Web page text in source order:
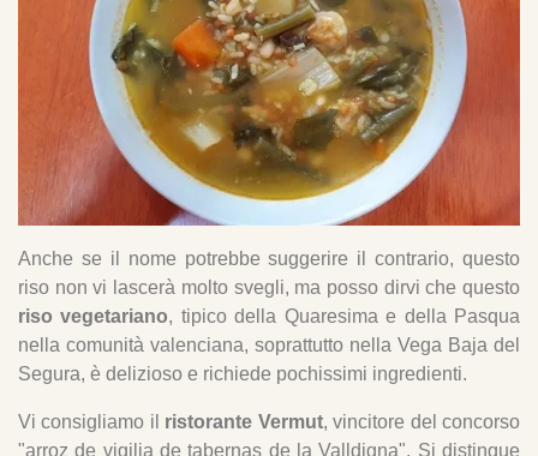
Anche se il nome potrebbe suggerire il contrario, questo
riso non vi lascerà molto svegli, ma posso dirvi che questo
riso vegetariano, tipico della Quaresima e della Pasqua
nella comunità valenciana, soprattutto nella Vega Baja del
Segura, è delizioso e richiede pochissimi ingredienti.
Vi consigliamo il ristorante Vermut, vincitore del concorso
"arroz de vigilia de tabernas de la Valldigna". Si distingue